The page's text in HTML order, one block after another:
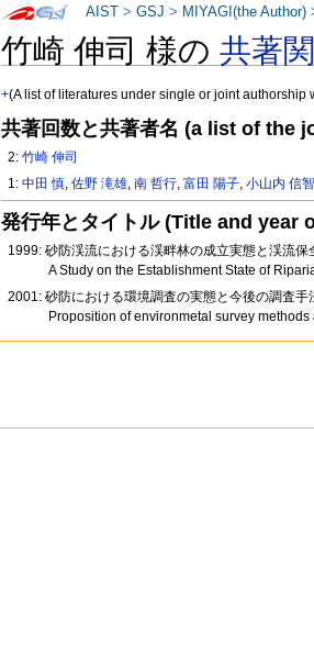
竹崎 伸司 様の共著
+(A list of literatures under single or joint authorship
共著回数と共著者名 (a list of the
2:竹崎 伸司
1:中田 慎,佐野 滝雄,南 哲行,富田 陽子,小山内 信智
発行年とタイトル (Title and year
1999: 砂防渓流における渓畔林の成立実態と渓流
A Study on the Establishment State of
2001: 砂防における環境調査の実態と今後の調査手
Proposition of environmetal survey
AIST >GSJ > MIYAGI(the Author)